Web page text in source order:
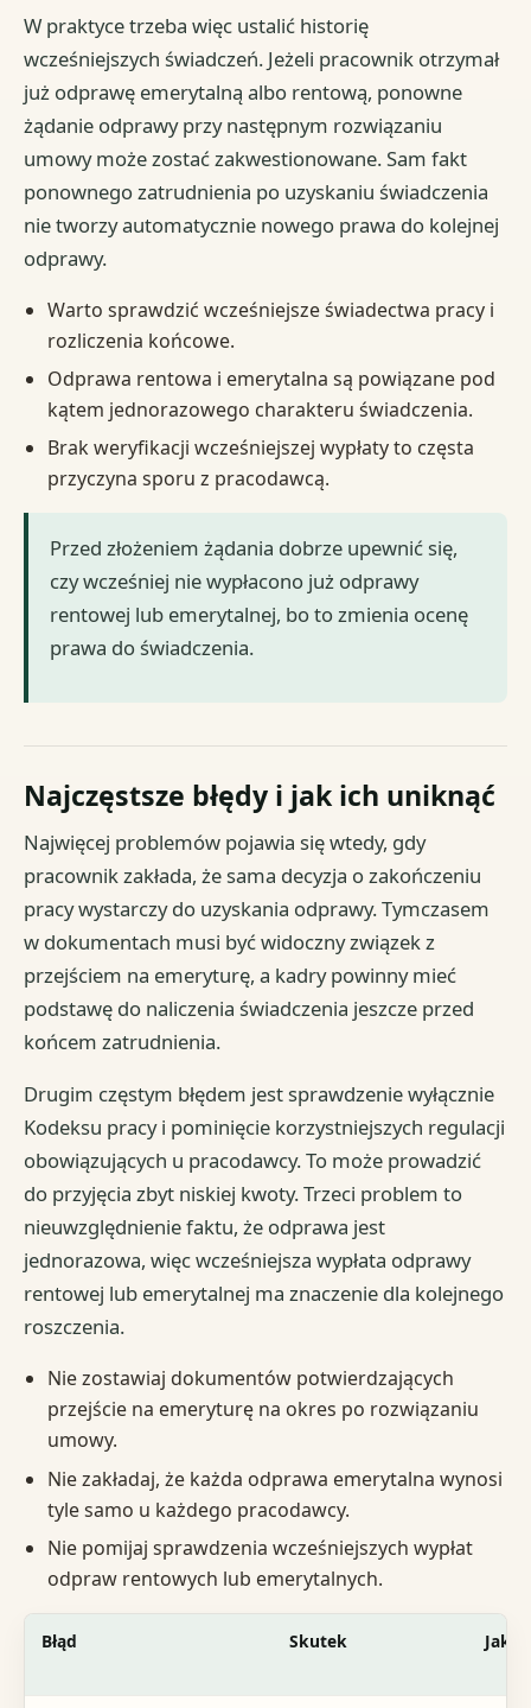
W praktyce trzeba więc ustalić historię
wcześniejszych świadczeń. Jeżeli pracownik otrzymał
już odprawę emerytalną albo rentową, ponowne
żądanie odprawy przy następnym rozwiązaniu
umowy może zostać zakwestionowane. Sam fakt
ponownego zatrudnienia po uzyskaniu świadczenia
nie tworzy automatycznie nowego prawa do kolejnej
odprawy.
Warto sprawdzić wcześniejsze świadectwa pracy i
rozliczenia końcowe.
Odprawa rentowa i emerytalna są powiązane pod
kątem jednorazowego charakteru świadczenia.
Brak weryfikacji wcześniejszej wypłaty to częsta
przyczyna sporu z pracodawcą.
Przed złożeniem żądania dobrze upewnić się,
czy wcześniej nie wypłacono już odprawy
rentowej lub emerytalnej, bo to zmienia ocenę
prawa do świadczenia.
Najczęstsze błędy i jak ich uniknąć
Najwięcej problemów pojawia się wtedy, gdy
pracownik zakłada, że sama decyzja o zakończeniu
pracy wystarczy do uzyskania odprawy. Tymczasem
w dokumentach musi być widoczny związek z
przejściem na emeryturę, a kadry powinny mieć
podstawę do naliczenia świadczenia jeszcze przed
końcem zatrudnienia.
Drugim częstym błędem jest sprawdzenie wyłącznie
Kodeksu pracy i pominięcie korzystniejszych regulacji
obowiązujących u pracodawcy. To może prowadzić
do przyjęcia zbyt niskiej kwoty. Trzeci problem to
nieuwzględnienie faktu, że odprawa jest
jednorazowa, więc wcześniejsza wypłata odprawy
rentowej lub emerytalnej ma znaczenie dla kolejnego
roszczenia.
Nie zostawiaj dokumentów potwierdzających
przejście na emeryturę na okres po rozwiązaniu
umowy.
Nie zakładaj, że każda odprawa emerytalna wynosi
tyle samo u każdego pracodawcy.
Nie pomijaj sprawdzenia wcześniejszych wypłat
odpraw rentowych lub emerytalnych.
Błąd Skutek Jak